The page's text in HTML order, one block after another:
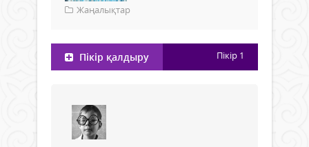
Жаңалықтар
Пікір қалдыру Пікір 1